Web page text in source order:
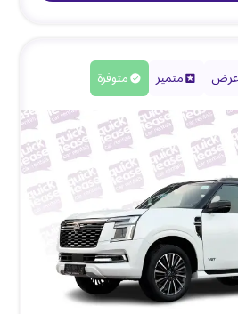
عرض متميز متوفرة